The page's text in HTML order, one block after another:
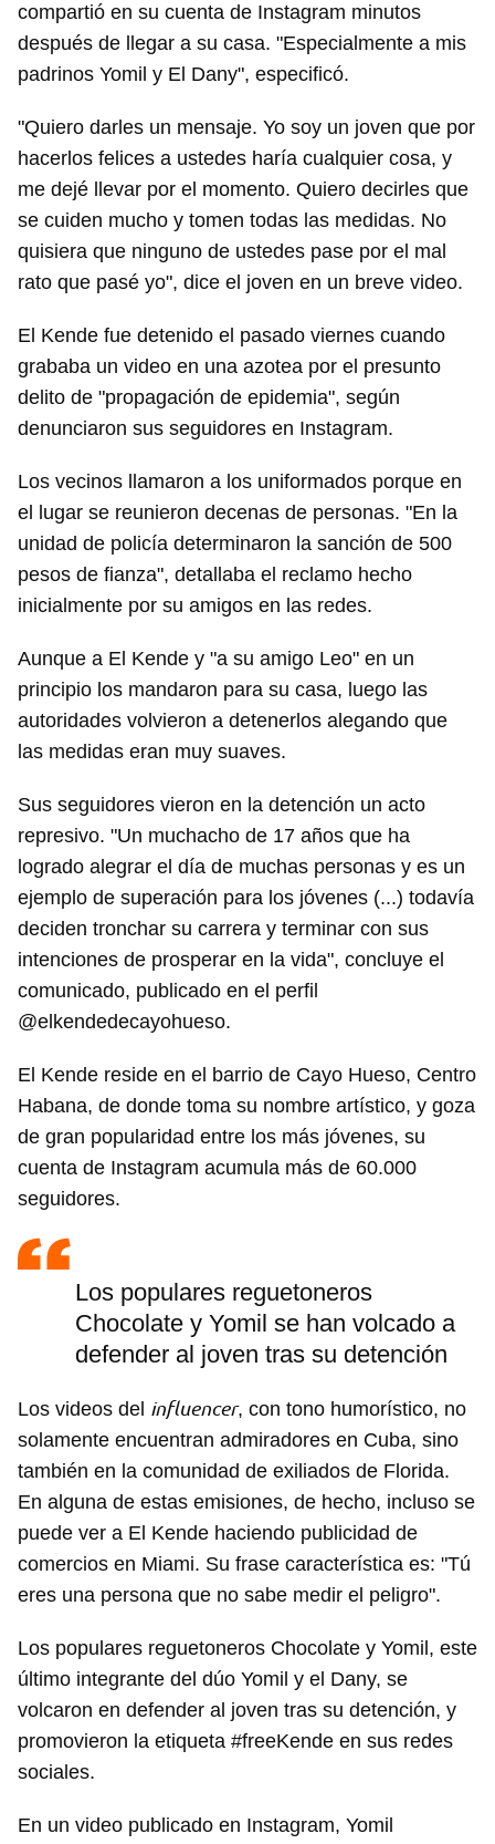
compartió en su cuenta de Instagram minutos
después de llegar a su casa. "Especialmente a mis
padrinos Yomil y El Dany", especificó.
"Quiero darles un mensaje. Yo soy un joven que por
hacerlos felices a ustedes haría cualquier cosa, y
me dejé llevar por el momento. Quiero decirles que
se cuiden mucho y tomen todas las medidas. No
quisiera que ninguno de ustedes pase por el mal
rato que pasé yo", dice el joven en un breve video.
El Kende fue detenido el pasado viernes cuando
grababa un video en una azotea por el presunto
delito de "propagación de epidemia", según
denunciaron sus seguidores en Instagram.
Los vecinos llamaron a los uniformados porque en
el lugar se reunieron decenas de personas. "En la
unidad de policía determinaron la sanción de 500
pesos de fianza", detallaba el reclamo hecho
inicialmente por su amigos en las redes.
Aunque a El Kende y "a su amigo Leo" en un
principio los mandaron para su casa, luego las
autoridades volvieron a detenerlos alegando que
las medidas eran muy suaves.
Sus seguidores vieron en la detención un acto
represivo. "Un muchacho de 17 años que ha
logrado alegrar el día de muchas personas y es un
ejemplo de superación para los jóvenes (...) todavía
deciden tronchar su carrera y terminar con sus
intenciones de prosperar en la vida", concluye el
comunicado, publicado en el perfil
@elkendedecayohueso.
El Kende reside en el barrio de Cayo Hueso, Centro
Habana, de donde toma su nombre artístico, y goza
de gran popularidad entre los más jóvenes, su
cuenta de Instagram acumula más de 60.000
seguidores.
Los populares reguetoneros
Chocolate y Yomil se han volcado a
defender al joven tras su detención
Los videos del influencer, con tono humorístico, no
solamente encuentran admiradores en Cuba, sino
también en la comunidad de exiliados de Florida.
En alguna de estas emisiones, de hecho, incluso se
puede ver a El Kende haciendo publicidad de
comercios en Miami. Su frase característica es: "Tú
eres una persona que no sabe medir el peligro".
Los populares reguetoneros Chocolate y Yomil, este
último integrante del dúo Yomil y el Dany, se
volcaron en defender al joven tras su detención, y
promovieron la etiqueta #freeKende en sus redes
sociales.
En un video publicado en Instagram, Yomil